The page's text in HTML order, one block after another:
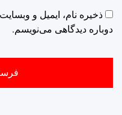
ذخیره نام، ایمیل و
دوباره دیدگاهی می‌نویسم.